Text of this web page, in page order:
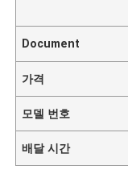
Document
가격
모델 번호
배달 시간